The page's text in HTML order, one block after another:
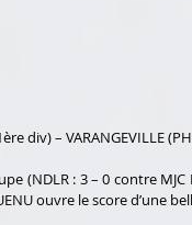
div) – VARANGEVILLE
(NDLR : 3 – 0 contre MJC
ouvre le score d’une